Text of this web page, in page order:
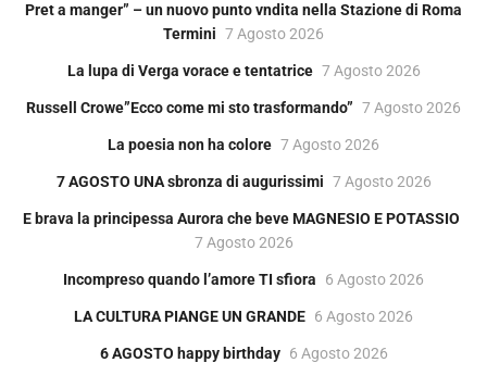
Pret a manger” – un nuovo punto vndita nella Stazione di Roma
Termini 7 Agosto 2026
La lupa di Verga vorace e tentatrice 7 Agosto 2026
Russell Crowe”Ecco come mi sto trasformando” 7 Agosto 2026
La poesia non ha colore 7 Agosto 2026
7 AGOSTO UNA sbronza di augurissimi 7 Agosto 2026
E brava la principessa Aurora che beve MAGNESIO E POTASSIO
7 Agosto 2026
Incompreso quando l’amore TI sfiora 6 Agosto 2026
LA CULTURA PIANGE UN GRANDE 6 Agosto 2026
6 AGOSTO happy birthday 6 Agosto 2026